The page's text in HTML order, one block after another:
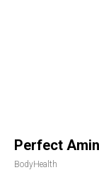
Perfect
BodyHealth